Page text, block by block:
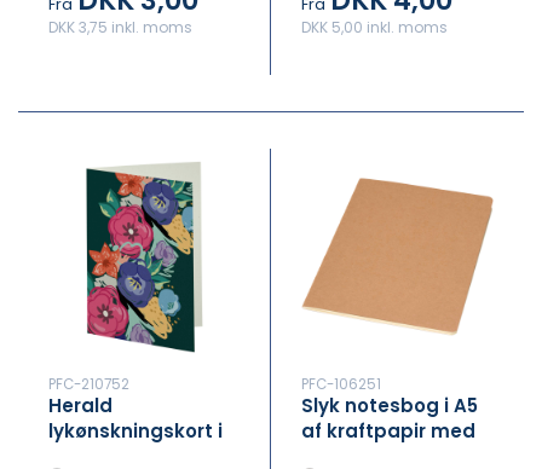
DKK 3,75 inkl. moms DKK 5,00 inkl. moms
PFC-210752
Herald
lykønskningskort i
PFC-106251
Slyk notesbog i A5
af kraftpapir med